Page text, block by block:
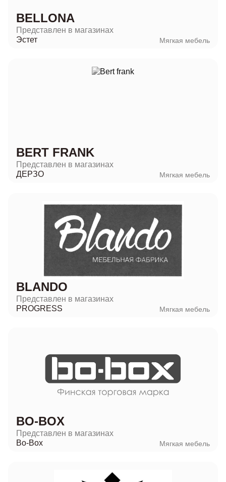
BELLONA
Представлен в магазинах
Эстет
Мягкая мебель
BERT FRANK
Представлен в магазинах
ДЕРЗО
Мягкая мебель
BLANDO
Представлен в магазинах
PROGRESS
Мягкая мебель
BO-BOX
Представлен в магазинах
Bo-Box
Мягкая мебель